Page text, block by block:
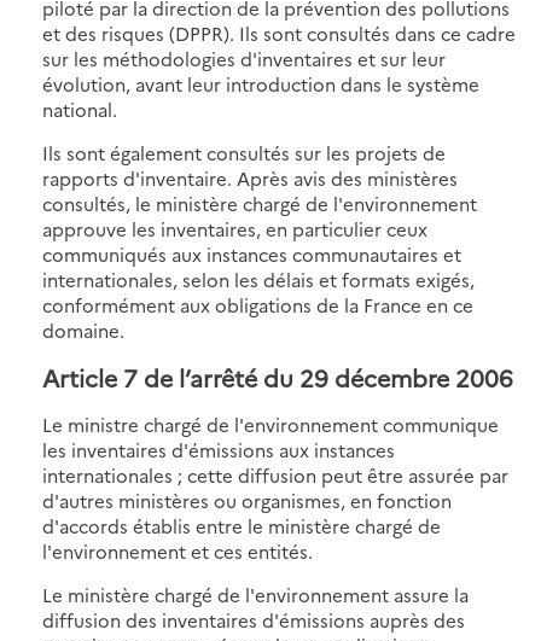
piloté par la direction de la prévention des pollutions
et des risques (DPPR). Ils sont consultés dans ce cadre
sur les méthodologies d'inventaires et sur leur
évolution, avant leur introduction dans le système
national.
Ils sont également consultés sur les projets de
rapports d'inventaire. Après avis des ministères
consultés, le ministère chargé de l'environnement
approuve les inventaires, en particulier ceux
communiqués aux instances communautaires et
internationales, selon les délais et formats exigés,
conformément aux obligations de la France en ce
domaine.
Article 7 de l’arrêté du 29 décembre 2006
Le ministre chargé de l'environnement communique
les inventaires d'émissions aux instances
internationales ; cette diffusion peut être assurée par
d'autres ministères ou organismes, en fonction
d'accords établis entre le ministère chargé de
l'environnement et ces entités.
Le ministère chargé de l'environnement assure la
diffusion des inventaires d'émissions auprès des